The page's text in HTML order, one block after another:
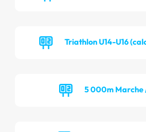
Triathlon U14-U16
5 000m Marche